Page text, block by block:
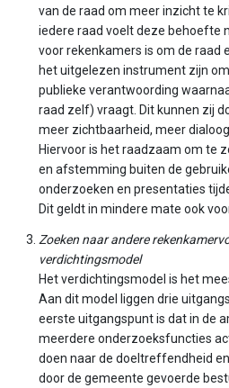
van de raad om meer inzicht te
iedere raad voelt deze behoefte
voor rekenkamers is om de raad
het uitgelezen instrument zijn
publieke verantwoording
raad zelf) vraagt. Dit kunnen zij
meer zichtbaarheid, meer
Hiervoor is het raadzaam om te
en afstemming buiten de
onderzoeken en presentaties
Dit geldt in mindere mate ook
Zoeken naar andere
verdichtingsmodel
Het verdichtingsmodel is het
Aan dit model liggen drie
eerste uitgangspunt is dat in de
meerdere onderzoeksfuncties
doen naar de doeltreffendheid
door de gemeente gevoerde